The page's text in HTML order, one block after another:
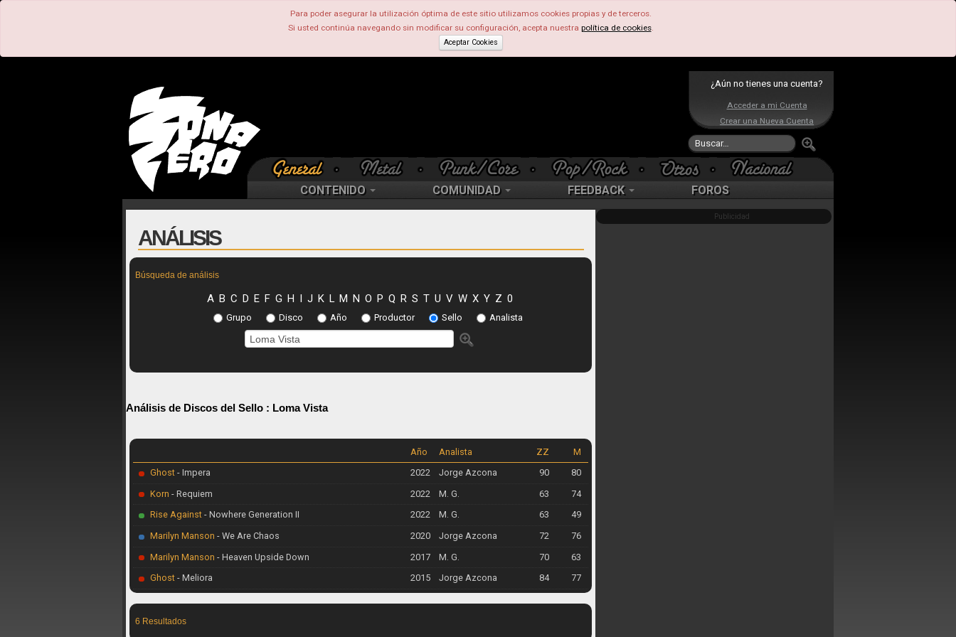
Para poder asegurar la utilización óptima de este sitio utilizamos cookies propias y de terceros.
Si usted continúa navegando sin modificar su configuración, acepta nuestra política de cookies.
Aceptar Cookies
¿Aún no tienes una cuenta?
Acceder a mi Cuenta
Crear una Nueva Cuenta
CONTENIDO COMUNIDAD FEEDBACK FOROS
ANÁLISIS
Búsqueda de análisis
A B C D E F G H I J K L M N O P Q R S T U V W X Y Z 0
Grupo Disco Año Productor Sello Analista
Análisis de Discos del Sello : Loma Vista
M
ZZ
Analista
Año
Ghost- Impera 80
90
Jorge Azcona
2022
Korn - Requiem 74
63
M. G.
2022
Rise Against- Nowhere Generation II 49
63
M. G.
2022
Marilyn Manson - We Are Chaos 76
72
Jorge Azcona
2020
Marilyn Manson - Heaven Upside Down 63
70
M. G.
2017
Ghost- Meliora 77
84
Jorge Azcona
2015
6 Resultados
Publicidad